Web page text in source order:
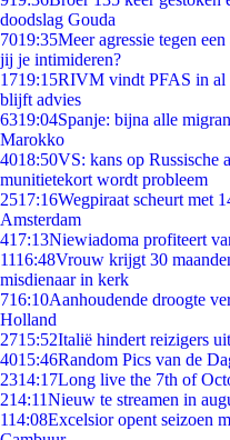
doodslag Gouda
7019:35Meer agressie tegen
jij je intimideren?
1719:15RIVM vindt PFAS in al
blijft advies
6319:04Spanje: bijna alle
Marokko
4018:50VS: kans op Russische
munitietekort wordt probleem
2517:16Wegpiraat scheurt met
Amsterdam
417:13Niewiadoma profiteert
1116:48Vrouw krijgt 30
misdienaar in kerk
716:10Aanhoudende droogte
Holland
2715:52Italië hindert reizigers
4015:46Random Pics van de
2314:17Long live the 7th of
214:11Nieuw te streamen in
114:08Excelsior opent seizoen